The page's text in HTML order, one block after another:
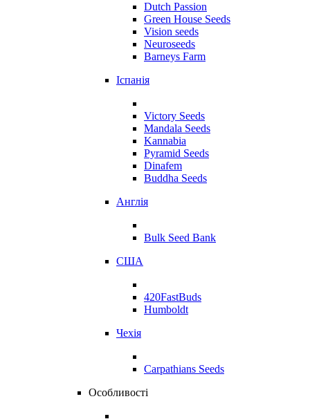
Dutch Passion
Green House Seeds
Vision seeds
Neuroseeds
Barneys Farm
Іспанія
Victory Seeds
Mandala Seeds
Kannabia
Pyramid Seeds
Dinafem
Buddha Seeds
Англія
Bulk Seed Bank
США
420FastBuds
Humboldt
Чехія
Carpathians Seeds
Особливості